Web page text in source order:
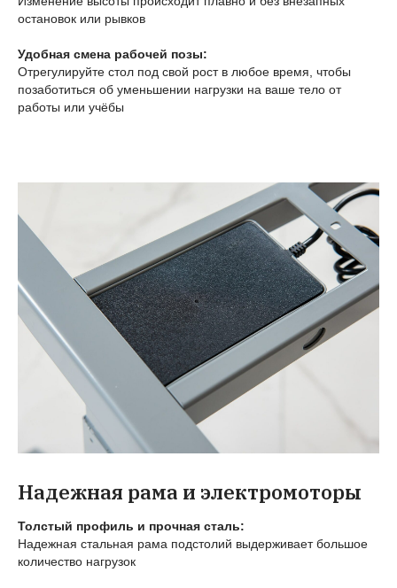
остановок или рывков
Удобная смена рабочей позы:
Отрегулируйте стол под свой рост в любое время, чтобы
позаботиться об уменьшении нагрузки на ваше тело от
работы или учёбы
Надежная рама и электромоторы
Толстый профиль и прочная сталь:
Надежная стальная рама подстолий выдерживает большое
количество нагрузок